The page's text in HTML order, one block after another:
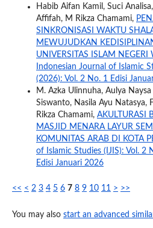
Habib Aifan Kamil, Suci
Affifah, M Rikza Chamami,
SINKRONISASI WAKTU
MEWUJUDKAN
UNIVERSITAS ISLAM
Indonesian Journal of Islamic
(2026): Vol. 2 No. 1 Edisi
M. Azka Ulinnuha, Aulya
Siswanto, Nasila Ayu Natasya,
Rikza Chamami, AKULTURASI
MASJID MENARA LAYUR
KOMUNITAS ARAB DI KOTA
of Islamic Studies (IJIS): Vol. 2
Edisi Januari 2026
<< < 2 3 4 5 6 7 8 9 10 11 > >>
You may also start an advanced